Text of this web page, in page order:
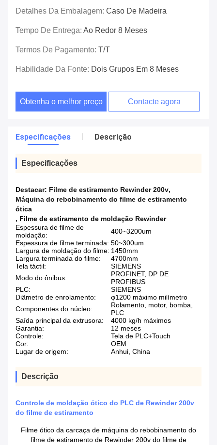
Detalhes Da Embalagem: Caso De Madeira
Tempo De Entrega: Ao Redor 8 Meses
Termos De Pagamento: T/T
Habilidade Da Fonte: Dois Grupos Em 8 Meses
Obtenha o melhor preço Contacte agora
Especificações Descrição
Especificações
Destacar: Filme de estiramento Rewinder 200v,
Máquina do rebobinamento do filme de estiramento
ótica
, Filme de estiramento de moldação Rewinder
Espessura de filme de
moldação:
400~3200um
Espessura de filme terminada: 50~300um
Largura de moldação do filme: 1450mm
Largura terminada do filme:
4700mm
Tela táctil:
SIEMENS
Modo do ônibus:
PROFINET, DP DE
PROFIBUS
PLC:
SIEMENS
Diâmetro de enrolamento:
φ1200 máximo milímetro
Componentes do núcleo:
Rolamento, motor, bomba,
PLC
Saída principal da extrusora:
4000 kg/h máximos
Garantia:
12 meses
Controle:
Tela de PLC+Touch
Cor:
OEM
Lugar de origem:
Anhui, China
Descrição
Controle de moldação ótico do PLC de Rewinder 200v
do filme de estiramento
Filme ótico da carcaça de máquina do rebobinamento do
filme de estiramento de Rewinder 200v do filme de